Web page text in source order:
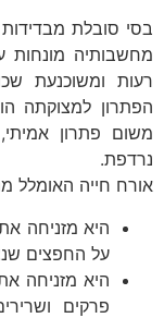
בסי סובלת
מחשבותיה מונחות
רעות ומשוכנעת
הפתרון למצוקתה
משום פתרון
נרדפת.
אורח חייה האומלל
היא מזניחה
על החפצים
היא מזניחה
פרקים